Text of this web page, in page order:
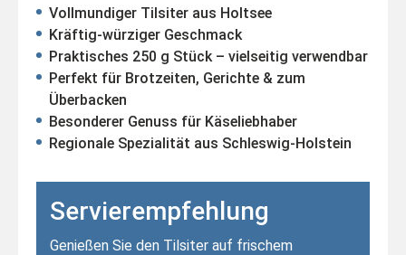
Vollmundiger Tilsiter aus Holtsee
Kräftig-würziger Geschmack
Praktisches 250 g Stück – vielseitig verwendbar
Perfekt für Brotzeiten, Gerichte & zum
Überbacken
Besonderer Genuss für Käseliebhaber
Regionale Spezialität aus Schleswig-Holstein
Servierempfehlung
Genießen Sie den Tilsiter auf frischem